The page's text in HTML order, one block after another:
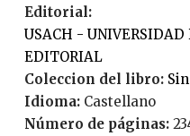
Editorial:
USACH - UNIVERSIDAD DE SANTIAGO DE CHILE
EDITORIAL
Coleccion del libro:
Idioma:
Castellano
Número de páginas: